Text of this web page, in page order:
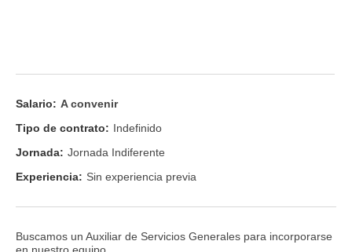
Salario: A convenir
Tipo de contrato: Indefinido
Jornada: Jornada Indiferente
Experiencia: Sin experiencia previa
Buscamos un Auxiliar de Servicios Generales para incorporarse
en nuestro equipo.